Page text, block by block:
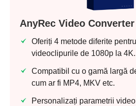
AnyRec Video Converter
Oferiți 4 metode diferite
videoclipurile de 1080p la 4K.
Compatibil cu o gamă largă
cum ar fi MP4, MKV etc.
Personalizați parametrii